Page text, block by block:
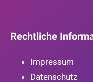
Rechtliche
Impressum
Datenschutz